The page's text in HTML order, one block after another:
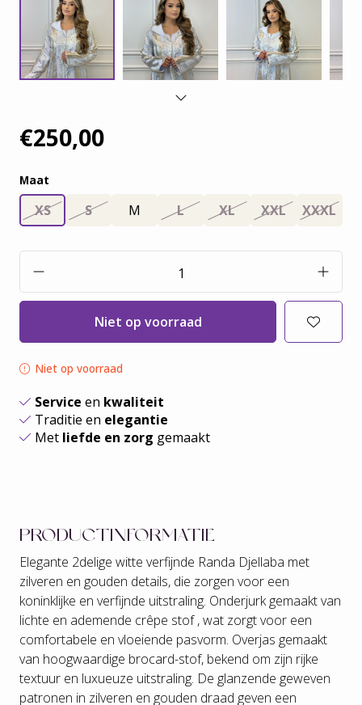
€250,00
Maat
XS S M L XL XXL XXXL
Niet op voorraad
Niet op voorraad
Service en kwaliteit
Traditie en elegantie
Met liefde en zorg gemaakt
PRODUCTINFORMATIE
Elegante 2delige witte verfijnde Randa Djellaba met
zilveren en gouden details, die zorgen voor een
koninklijke en verfijnde uitstraling. Onderjurk gemaakt van
lichte en ademende crêpe stof , wat zorgt voor een
comfortabele en vloeiende pasvorm. Overjas gemaakt
van hoogwaardige brocard-stof, bekend om zijn rijke
textuur en luxueuze uitstraling. De glanzende geweven
patronen in zilveren en gouden draad geven een